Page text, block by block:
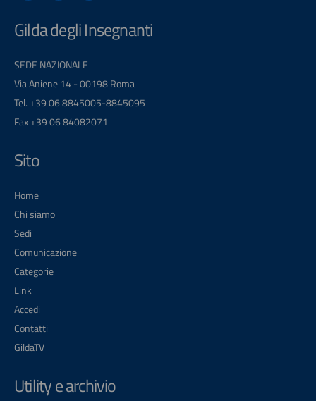
Gilda degli Insegnanti
SEDE NAZIONALE
Via Aniene 14 - 00198 Roma
Tel. +39 06 8845005-8845095
Fax +39 06 84082071
Sito
Home
Chi siamo
Sedi
Comunicazione
Categorie
Link
Accedi
Contatti
GildaTV
Utility e archivio